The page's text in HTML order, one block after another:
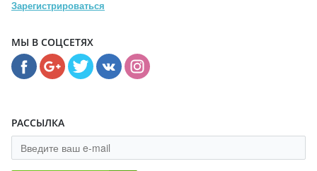
Зарегистрироваться
МЫ В СОЦСЕТЯХ
РАССЫЛКА